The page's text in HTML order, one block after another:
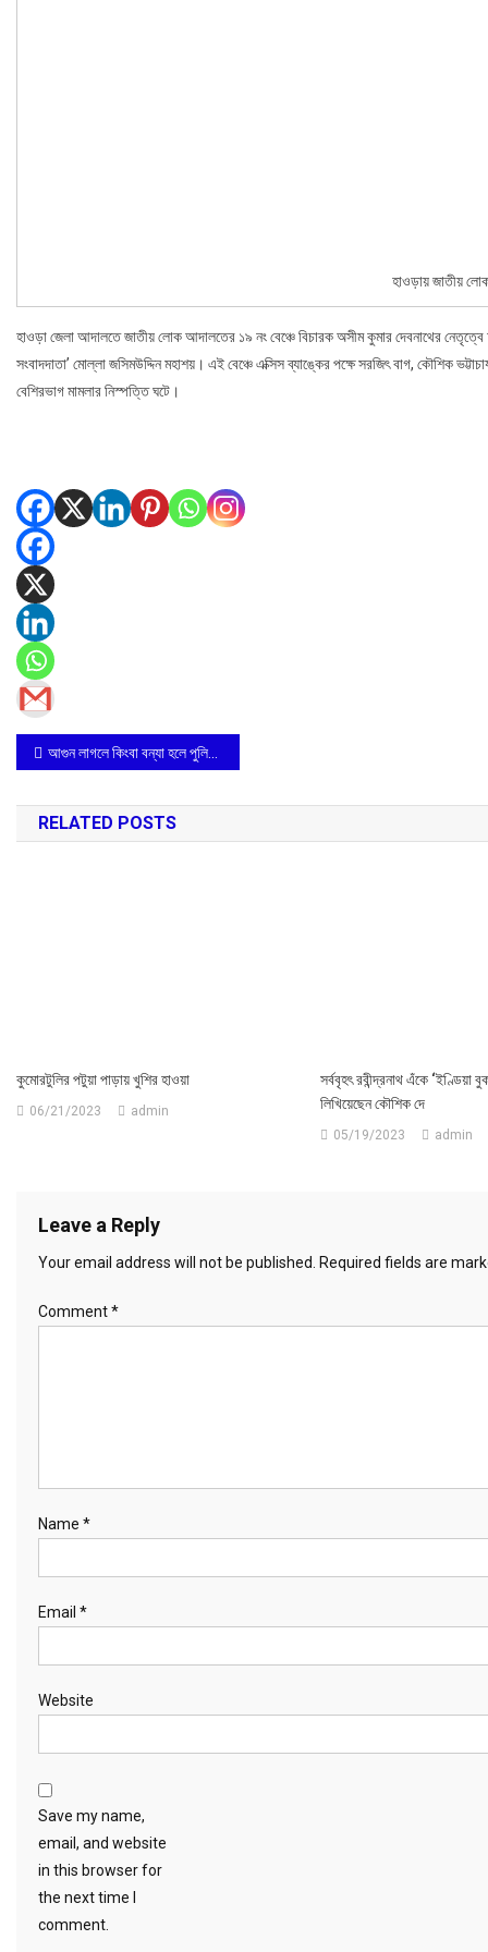
হাওড়ায় জাতীয়
হাওড়া জেলা আদালতে জাতীয় লোক আদালতের ১৯ নং বেঞ্চে বিচারক অসীম কুমার দেবনাথের নেতৃত্বে
সংবাদদাতা’ মোল্লা জসিমউদ্দিন মহাশয়। এই বেঞ্চে এক্সিস ব্যাঙ্কের পক্ষে সরজিৎ বাগ, কৌশিক
বেশিরভাগ মামলার নিস্পত্তি ঘটে।
Post
navigation
আগুন লাগলে কিংবা বন্যা হলে পুলিশকেই পাবেন সর্বদা মঙ্গলকোট আইসি মধুসূদন ঘোষ
RELATED POSTS
কুমোরটুলির পটুয়া পাড়ায় খুশির হাওয়া
06/21/2023 admin
সর্ববৃহৎ রবীন্দ্রনাথ এঁকে ‘ইণ্ডিয়া
লিখিয়েছেন কৌশিক দে
05/19/2023 admin
Leave a Reply
Your email address will not be published. Required fields are
Comment*
Name *
Email *
Website
Save my name,
email, and website
in this browser for
the next time I
comment.